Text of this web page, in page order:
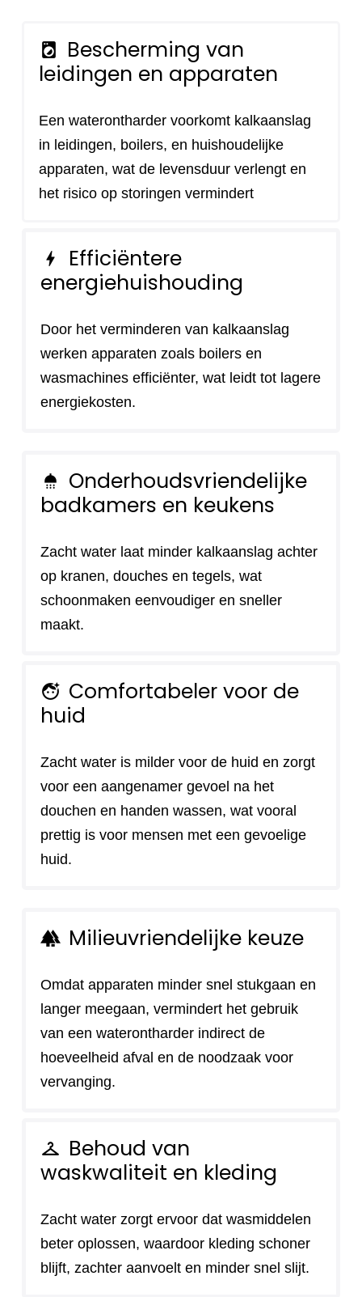
local_laundry_service
Bescherming van
leidingen en apparaten
Een waterontharder voorkomt kalkaanslag
in leidingen, boilers, en huishoudelijke
apparaten, wat de levensduur verlengt en
het risico op storingen vermindert
bolt
Efficiëntere
energiehuishouding
Door het verminderen van kalkaanslag
werken apparaten zoals boilers en
wasmachines efficiënter, wat leidt tot lagere
energiekosten.
shower
Onderhoudsvriendelijke
badkamers en keukens
Zacht water laat minder kalkaanslag achter
op kranen, douches en tegels, wat
schoonmaken eenvoudiger en sneller
maakt.
face_retouching_natural Comfortabeler voor de
huid
Zacht water is milder voor de huid en zorgt
voor een aangenamer gevoel na het
douchen en handen wassen, wat vooral
prettig is voor mensen met een gevoelige
huid.
forest Milieuvriendelijke keuze
Omdat apparaten minder snel stukgaan en
langer meegaan, vermindert het gebruik
van een waterontharder indirect de
hoeveelheid afval en de noodzaak voor
vervanging.
checkroom Behoud van
waskwaliteit en kleding
Zacht water zorgt ervoor dat wasmiddelen
beter oplossen, waardoor kleding schoner
blijft, zachter aanvoelt en minder snel slijt.